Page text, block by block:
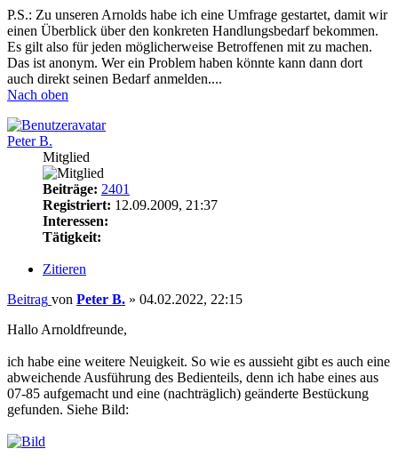
P.S.: Zu unseren Arnolds habe ich eine Umfrage gestartet, damit wir
einen Überblick über den konkreten Handlungsbedarf bekommen.
Es gilt also für jeden möglicherweise Betroffenen mit zu machen.
Das ist anonym. Wer ein Problem haben könnte kann dann dort
auch direkt seinen Bedarf anmelden....
Nach oben
Peter B.
Mitglied
Beiträge: 2401
Registriert: 12.09.2009, 21:37
Interessen:
Tätigkeit:
Zitieren
Beitrag von Peter B. » 04.02.2022, 22:15
Hallo Arnoldfreunde,
ich habe eine weitere Neuigkeit. So wie es aussieht gibt es auch eine
abweichende Ausführung des Bedienteils, denn ich habe eines aus
07-85 aufgemacht und eine (nachträglich) geänderte Bestückung
gefunden. Siehe Bild: